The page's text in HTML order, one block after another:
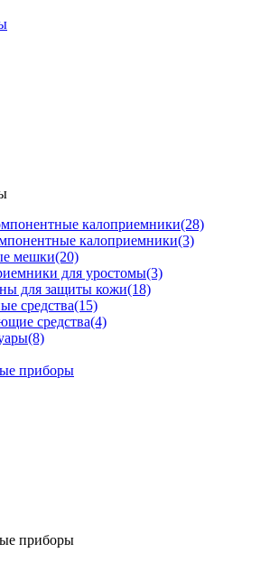
калоприемники(28)
калоприемники(3)
мешки(20)
для уростомы(3)
для защиты кожи(18)
средства(15)
средства(4)
(8)
приборы
приборы